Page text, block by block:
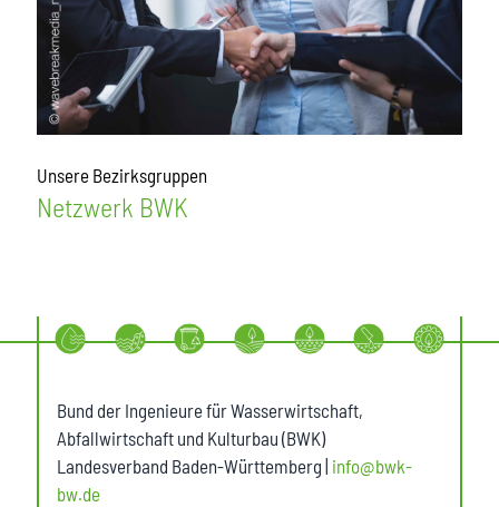
Unsere Bezirksgruppen
Netzwerk BWK
Bund der Ingenieure für Wasserwirtschaft,
Abfallwirtschaft und Kulturbau (BWK)
Landesverband Baden-Württemberg | info@bwk-
bw.de